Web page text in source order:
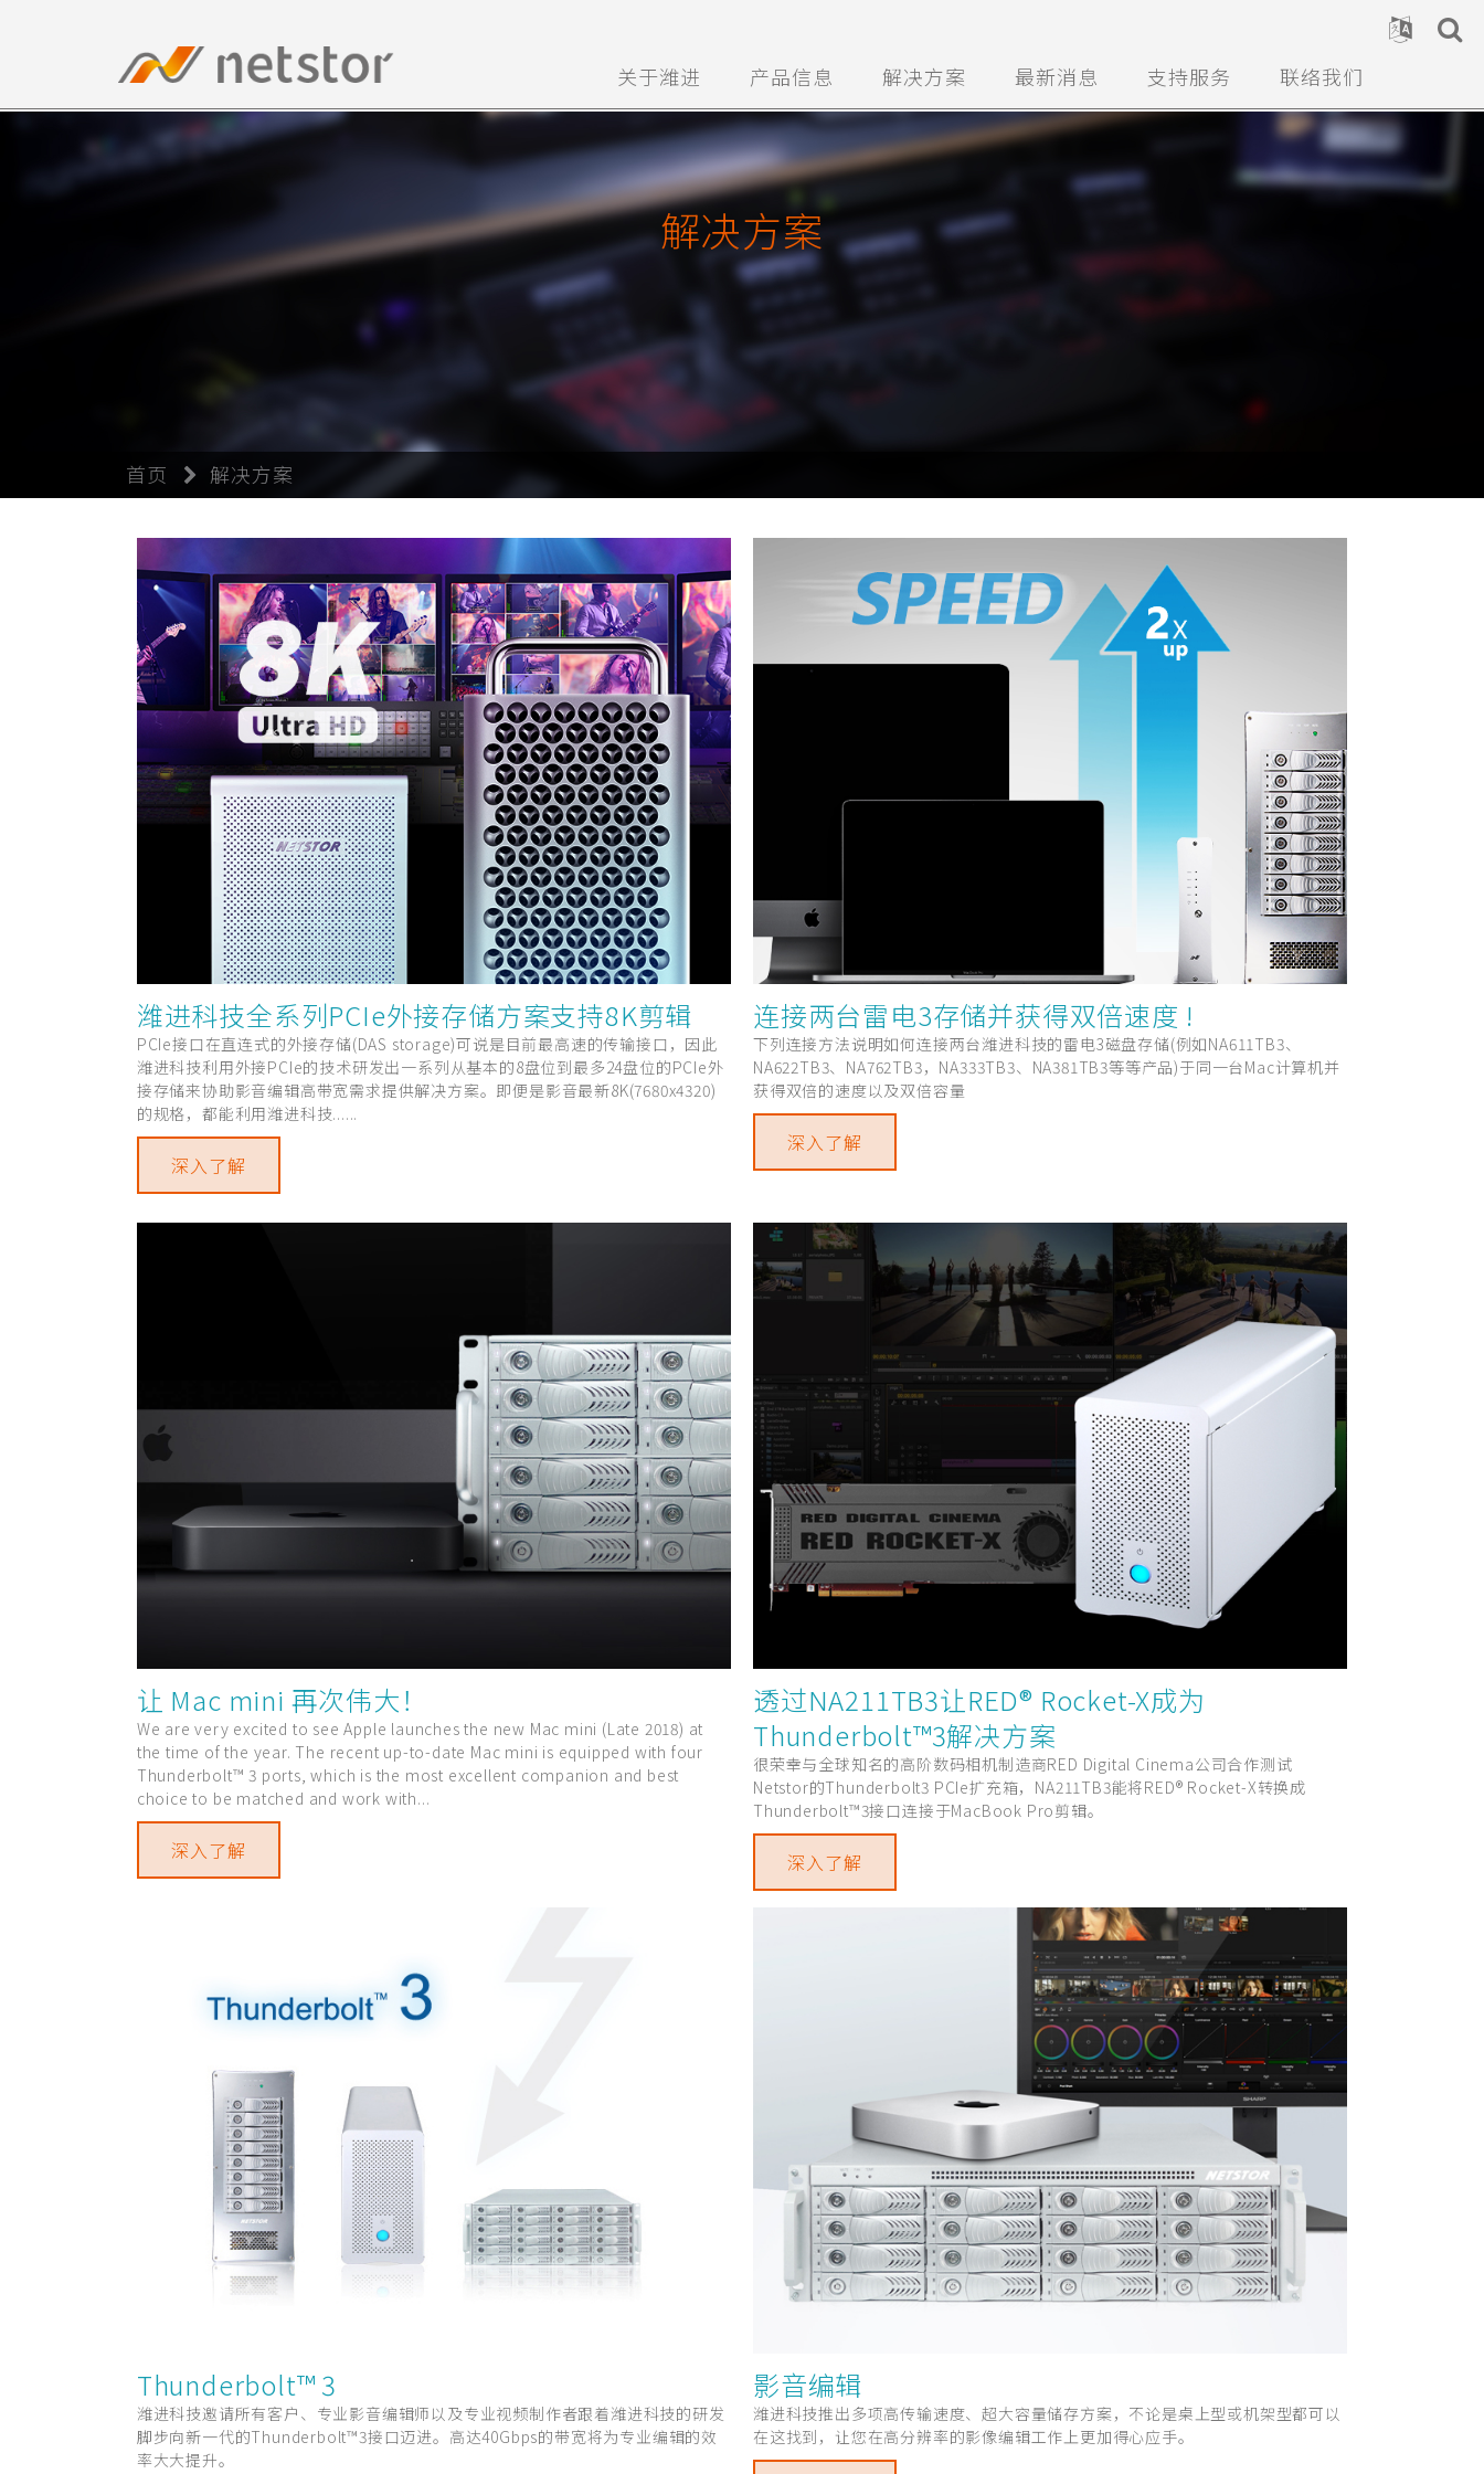
关于潍进 产品信息 解决方案 最新消息 支持服务 联络我们
解决方案
首页 解决方案
潍进科技全系列PCIe外接存储方案支持8K剪辑
PCIe接口在直连式的外接存储(DAS storage)可说是目前最高速的传输接口，因此
潍进科技利用外接PCIe的技术研发出一系列从基本的8盘位到最多24盘位的PCIe外
接存储来协助影音编辑高带宽需求提供解决方案。即便是影音最新8K(7680x4320)
的规格，都能利用潍进科技......
深入了解
连接两台雷电3存储并获得双倍速度 !
下列连接方法说明如何连接两台潍进科技的雷电3磁盘存储(例如NA611TB3、
NA622TB3、NA762TB3，NA333TB3、NA381TB3等等产品)于同一台Mac计算机并
获得双倍的速度以及双倍容量
深入了解
让 Mac mini 再次伟大！
We are very excited to see Apple launches the new Mac mini (Late 2018) at
the time of the year. The recent up-to-date Mac mini is equipped with four
Thunderbolt™ 3 ports, which is the most excellent companion and best
choice to be matched and work with...
深入了解
透过NA211TB3让RED® Rocket-X成为
Thunderbolt™3解决方案
很荣幸与全球知名的高阶数码相机制造商RED Digital Cinema公司合作测试
Netstor的Thunderbolt3 PCIe扩充箱，NA211TB3能将RED® Rocket-X转换成
Thunderbolt™3接口连接于MacBook Pro剪辑。
深入了解
Thunderbolt™ 3
潍进科技邀请所有客户、专业影音编辑师以及专业视频制作者跟着潍进科技的研发
脚步向新一代的Thunderbolt™3接口迈进。高达40Gbps的带宽将为专业编辑的效
率大大提升。
影音编辑
潍进科技推出多项高传输速度、超大容量储存方案，不论是桌上型或机架型都可以
在这找到，让您在高分辨率的影像编辑工作上更加得心应手。